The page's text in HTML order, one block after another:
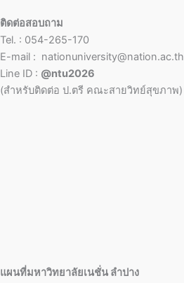
ติดต่อสอบถาม
Tel. : 054-265-170
E-mail : nationuniversity@nation.ac.th
Line ID : @ntu2026
(สำหรับติดต่อ ป.ตรี คณะสายวิทย์สุขภาพ)
แผนที่มหาวิทยาลัยเนชั่น ลำปาง